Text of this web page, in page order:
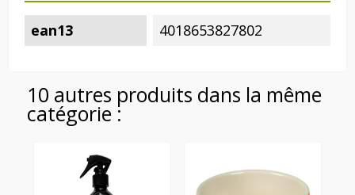
ean13 4018653827802
10 autres produits dans la même
catégorie :